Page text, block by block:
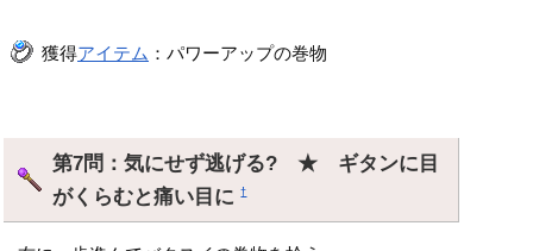
獲得アイテム ：パワーアップの巻物
第7問：気にせず逃げる? ★ ギタンに目
がくらむと痛い目に†